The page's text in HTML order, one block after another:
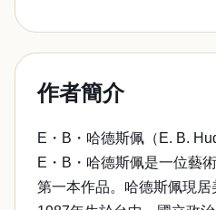
作者簡介
E・B・哈德斯佩（E. B.
E・B・哈德斯佩是一位藝
第一本作品。哈德斯佩現居